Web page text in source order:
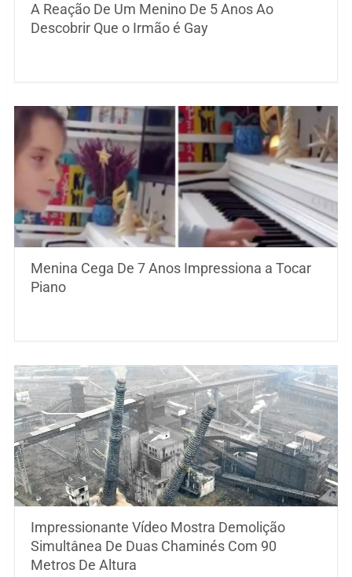
A Reação De Um Menino De 5 Anos Ao
Descobrir Que o Irmão é Gay
Menina Cega De 7 Anos Impressiona a Tocar
Piano
Impressionante Vídeo Mostra Demolição
Simultânea De Duas Chaminés Com 90
Metros De Altura